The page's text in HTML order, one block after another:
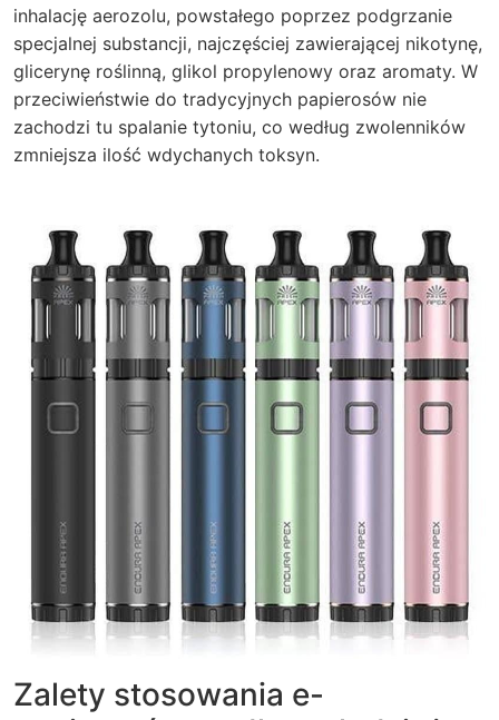
inhalację aerozolu, powstałego poprzez podgrzanie
specjalnej substancji, najczęściej zawierającej nikotynę,
glicerynę roślinną, glikol propylenowy oraz aromaty. W
przeciwieństwie do tradycyjnych papierosów nie
zachodzi tu spalanie tytoniu, co według zwolenników
zmniejsza ilość wdychanych toksyn.
Zalety stosowania e-